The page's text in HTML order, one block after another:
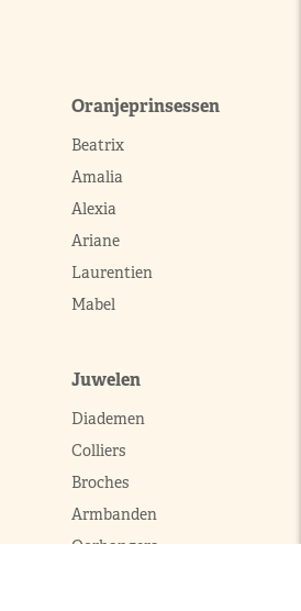
Oranjeprinsessen
Beatrix
Amalia
Alexia
Ariane
Laurentien
Mabel
Juwelen
Diademen
Colliers
Broches
Armbanden
Oorhangers